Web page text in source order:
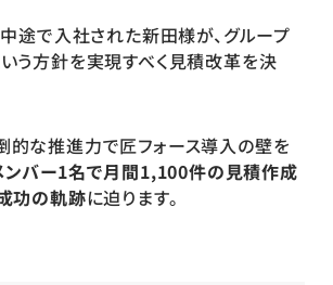
途で入社された新田様が、グループ
いう方針を実現すべく見積改革を決
的な推進力で匠フォース導入の壁を
ンバー1名で月間1,100件の見積作成
功の軌跡に迫ります。